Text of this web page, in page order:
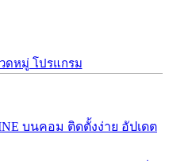
ดหมู่ โปรแกรม
บนคอม ติดตั้งง่าย อัปเดต